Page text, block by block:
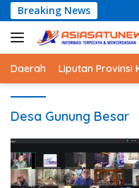
Langsung
ke
konten
Breaking News
SD Atasi
Daerah Liputan Provinsi
Desa Gunung Besar